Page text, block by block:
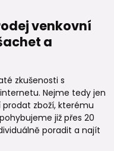
venkovní
a
zkušenosti s
Nejme tedy jen
zboží, kterému
již přes 20
poradit a najít